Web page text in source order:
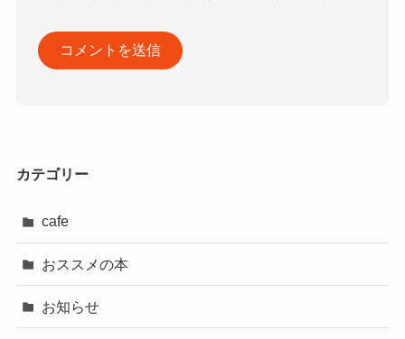
カテゴリー
cafe
おススメの本
お知らせ